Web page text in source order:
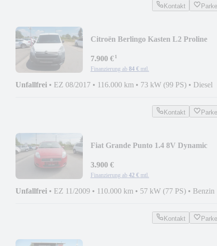
Kontakt
Citroën Berlingo Kasten L2 Proline
7.900 €¹
Finanzierung ab 84 € mtl.
Unfallfrei • EZ 08/2017 • 116.000 km • 73 kW (99 PS) • Diesel
Kontakt
Fiat Grande Punto 1.4 8V Dynamic
3.900 €
Finanzierung ab 42 € mtl.
Unfallfrei • EZ 11/2009 • 110.000 km • 57 kW (77 PS) • Benzin
Kontakt